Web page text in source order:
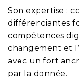
Son expertise :
différenciantes
compétences
changement et
avec un fort
par la donnée.